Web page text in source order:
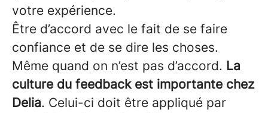
votre expérience.
Être d’accord avec le fait de se faire
confiance et de se dire les choses.
Même quand on n’est pas d’accord. La
culture du feedback est importante chez
Delia. Celui-ci doit être appliqué par